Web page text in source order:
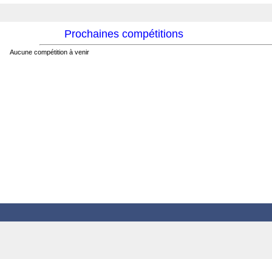
Prochaines compétitions
Aucune compétition à venir